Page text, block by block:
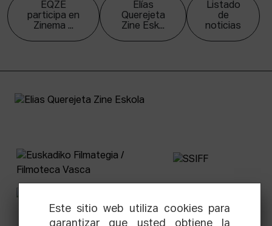
EQZE
participa en
Zinema ...
Elías
Querejeta
Zine Esk...
Listado
de
noticias
Este sitio web utiliza cookies para
garantizar que usted obtiene la